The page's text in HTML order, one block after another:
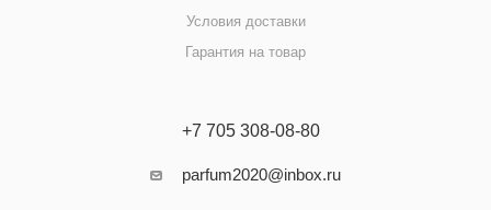
Условия доставки
Гарантия на товар
+7 705 308-08-80
parfum2020@inbox.ru